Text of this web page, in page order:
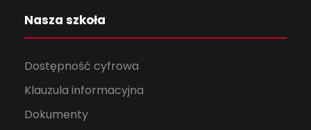
Nasza szkoła
Dostępność cyfrowa
Klauzula informacyjna
Dokumenty